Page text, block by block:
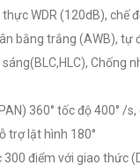
WDR (120dB), chế
bằng trắng (AWB), tự
Chống
360° tốc độ 400° /
trợ lật hình 180°
300 điểm với giao thức